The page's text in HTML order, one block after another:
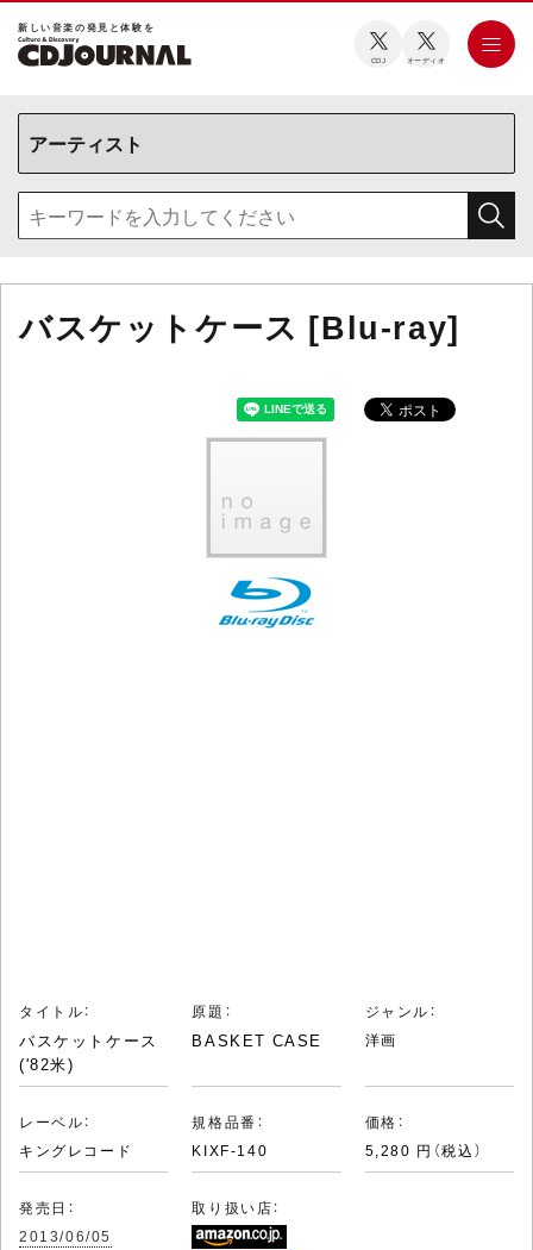
新しい⾳楽の発⾒と体験を
CDJ オーディオ
バスケットケース [Blu-ray]
タイトル：
バスケットケース
('82米)
原題：
BASKET CASE
ジャンル：
洋画
レーベル：
キングレコード
規格品番：
KIXF-140
価格：
5,280 円（税込）
発売日：
2013/06/05
取り扱い店：